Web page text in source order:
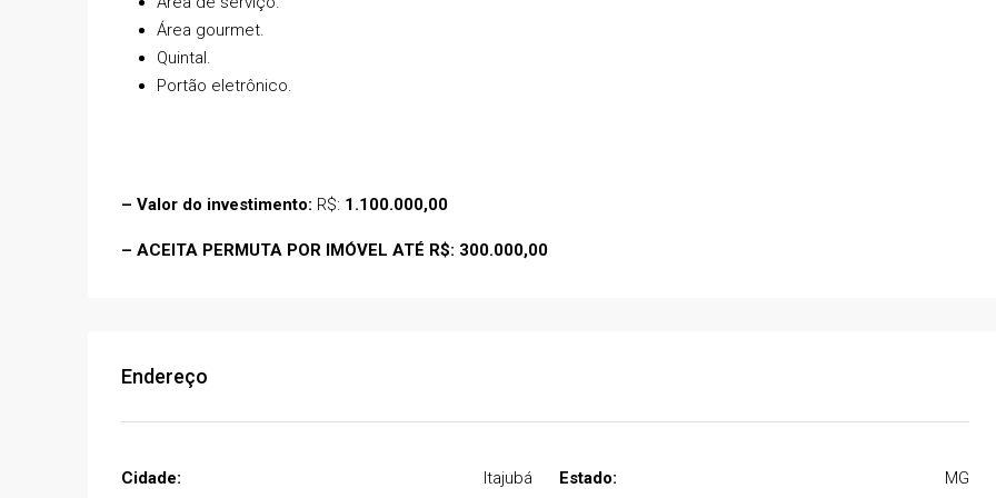
Área gourmet.
Quintal.
Portão eletrônico.
– Valor do investimento: R$: 1.100.000,00
– ACEITA PERMUTA POR IMÓVEL ATÉ R$: 300.000,00
Endereço
Cidade: Itajubá Estado: MG